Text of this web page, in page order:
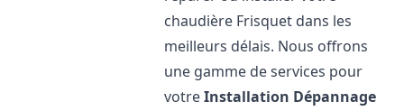
chaudière Frisquet dans les
meilleurs délais. Nous offrons
une gamme de services pour
votreInstallation Dépannage